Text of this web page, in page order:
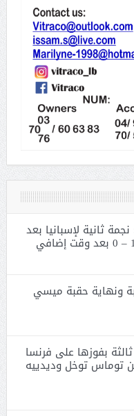
مونديال 2026: نجمة ثانية لإسبانيا بعد
ونهاية حقبة ميسي
إنكلترا ثالثة بفوزها على فرنسا
توماس توخل وديدييه